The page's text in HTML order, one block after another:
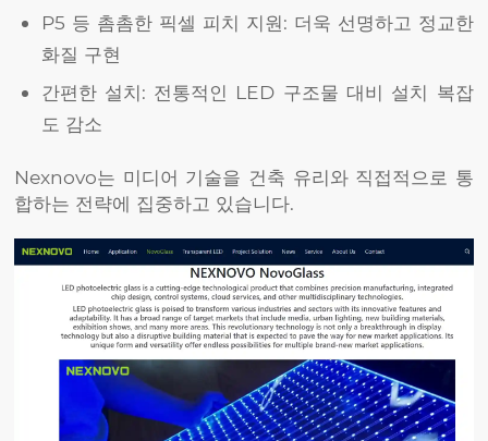
P5 등 촘촘한 픽셀 피치 지원: 더욱 선명하고 정교한
화질 구현
간편한 설치: 전통적인 LED 구조물 대비 설치 복잡
도 감소
Nexnovo는 미디어 기술을 건축 유리와 직접적으로 통
합하는 전략에 집중하고 있습니다.